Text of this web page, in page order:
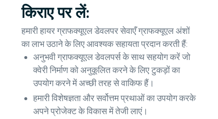
किराए पर लें:
हमारी हायर ग्राफक्यूएल डेवलपर सेवाएँ ग्राफक्यूएल अंशों
का लाभ उठाने के लिए आवश्यक सहायता प्रदान करती हैं:
अनुभवी ग्राफक्यूएल डेवलपर्स के साथ सहयोग करें जो
क्वेरी निर्माण को अनुकूलित करने के लिए टुकड़ों का
उपयोग करने में अच्छी तरह से वाकिफ हैं।
हमारी विशेषज्ञता और सर्वोत्तम प्रथाओं का उपयोग करके
अपने प्रोजेक्ट के विकास में तेजी लाएं।